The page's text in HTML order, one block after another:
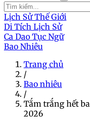
Lịch Sử Thế Giới
Di Tích Lịch Sử
Ca Dao Tục Ngữ
Bao Nhiêu
Trang chủ
/
Bao nhiêu
/
Tắm trắng hết
2026